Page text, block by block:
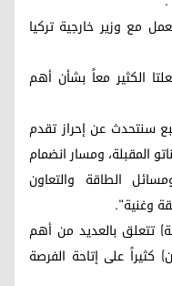
مع وزير خارجية تركيا
الكثير معاً بشأن أهم
سنتحدث عن إحراز تقدم
المقبلة، ومسار انضمام
الطاقة والتعاون
وغنية".
تتعلق بالعديد من أهم
كثيراً على إتاحة الفرصة